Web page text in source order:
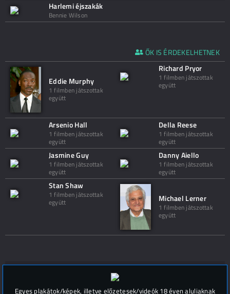
Harlemi éjszakák
Bennie Wilson
ŐK IS ÉRDEKELHETNEK
Eddie Murphy
1 filmben játszottak
együtt
Richard Pryor
1 filmben játszottak
együtt
Arsenio Hall
1 filmben játszottak
együtt
Della Reese
1 filmben játszottak
együtt
Jasmine Guy
1 filmben játszottak
együtt
Danny Aiello
1 filmben játszottak
együtt
Stan Shaw
1 filmben játszottak
együtt Michael Lerner
1 filmben játszottak
együtt
Hozzászólások (
Egyes plakátok/képek, illetve előzetesek/videók 18 éven aluliaknak